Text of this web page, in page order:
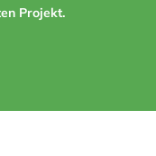
Projekt.